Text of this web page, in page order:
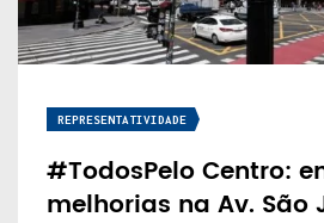
REPRESENTATIVIDADE
#TodosPelo Centro:
melhorias na Av. São